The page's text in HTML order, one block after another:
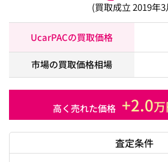
(買取成立 2019年3
UcarPACの買取価格
市場の買取価格相場
高く売れた価格 +2.0
査定条件